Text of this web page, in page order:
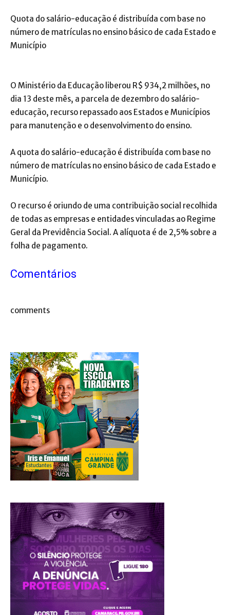
Quota do salário-educação é distribuída com base no
número de matrículas no ensino básico de cada Estado e
Município
O Ministério da Educação liberou R$ 934,2 milhões, no
dia 13 deste mês, a parcela de dezembro do salário-
educação, recurso repassado aos Estados e Municípios
para manutenção e o desenvolvimento do ensino.
A quota do salário-educação é distribuída com base no
número de matrículas no ensino básico de cada Estado e
Município.
O recurso é oriundo de uma contribuição social recolhida
de todas as empresas e entidades vinculadas ao Regime
Geral da Previdência Social. A alíquota é de 2,5% sobre a
folha de pagamento.
Comentários
comments